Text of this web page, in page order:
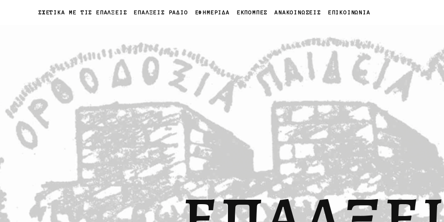
ΣΧΕΤΙΚΑ ΜΕ ΤΙΣ ΕΠΑΛΞΕΙΣ ΕΠΑΛΞΕΙΣ ΡΑΔΙΟ ΕΦΗΜΕΡΙΔΑ ΕΚΠΟΜΠΕΣ ΑΝΑΚΟΙΝΩΣΕΙΣ ΕΠΙΚΟΙΝΩΝΙΑ